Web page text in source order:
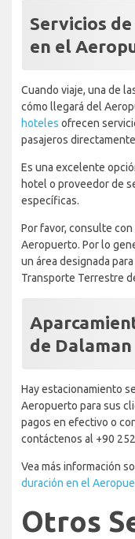
Servicios
en el
Cuando viaje, una de
cómo llegará del
hoteles ofrecen
pasajeros
Es una excelente
hotel o proveedor de
específicas.
Por favor, consulte
Aeropuerto. Por lo
un área designada
Transporte Terrestre
de Dalaman
Hay estacionamiento
Aeropuerto para sus
pagos en efectivo o
contáctenos al +90
Vea más información
duración en el
Otros